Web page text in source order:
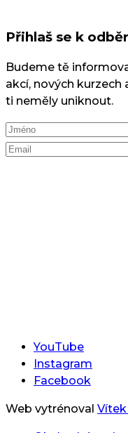
Přihlaš se k
Budeme tě
akcí, nových kurzech
ti neměly uniknout.
YouTube
Instagram
Facebook
Web vytrénoval